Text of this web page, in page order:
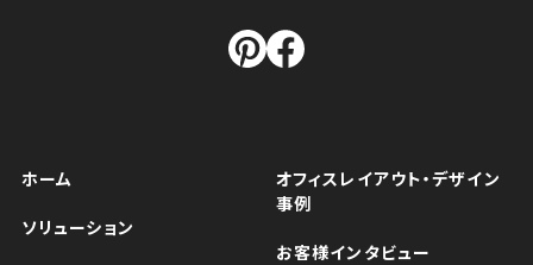
ホーム
ソリューション
オフィスレイアウト・デザイン
事例
お客様インタビュー